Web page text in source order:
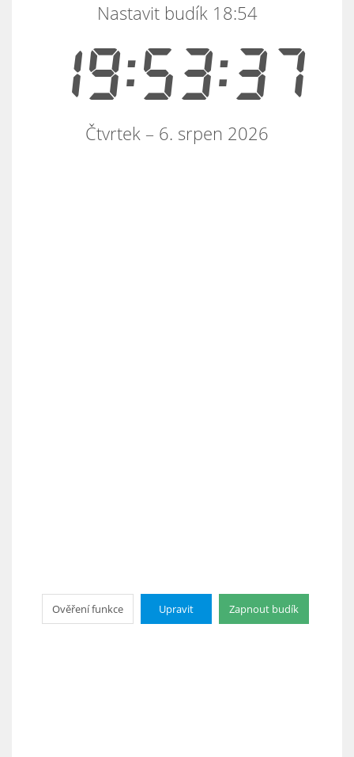
19:53:37
Nastavit budík 18:54
Čtvrtek – 6. srpen 2026
Ověření funkce Upravit Zapnout budík